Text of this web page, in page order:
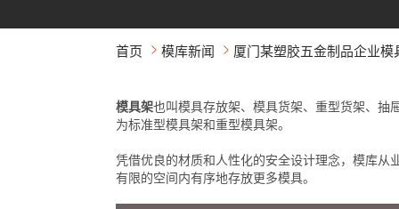
首页 模库新闻 厦门某塑胶五金制品企业模
模具架也叫模具存放架、模具货架、重型货架、抽
为标准型模具架和重型模具架。
凭借优良的材质和人性化的安全设计理念，模库
有限的空间内有序地存放更多模具。